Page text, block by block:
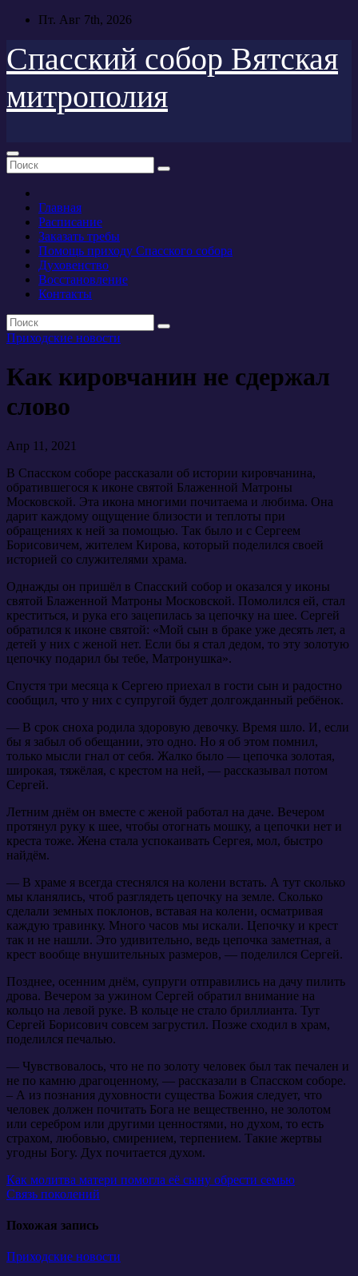
Перейти
содержимому
Пт. Авг 7th, 2026
Спасский собор Вятская
митрополия
Главная
Расписание
Заказать требы
Помощь приходу Спасского собора
Духовенство
Восстановление
Контакты
Приходские новости
Как кировчанин не сдержал
слово
Апр 11, 2021
В Спасском соборе рассказали об истории кировчанина,
обратившегося к иконе святой Блаженной Матроны
Московской. Эта икона многими почитаема и любима. Она
дарит каждому ощущение близости и теплоты при
обращениях к ней за помощью. Так было и с Сергеем
Борисовичем, жителем Кирова, который поделился своей
историей со служителями храма.
Однажды он пришёл в Спасский собор и оказался у иконы
святой Блаженной Матроны Московской. Помолился ей, стал
креститься, и рука его зацепилась за цепочку на шее. Сергей
обратился к иконе святой: «Мой сын в браке уже десять лет, а
детей у них с женой нет. Если бы я стал дедом, то эту золотую
цепочку подарил бы тебе, Матронушка».
Спустя три месяца к Сергею приехал в гости сын и радостно
сообщил, что у них с супругой будет долгожданный ребёнок.
— В срок сноха родила здоровую девочку. Время шло. И, если
бы я забыл об обещании, это одно. Но я об этом помнил,
только мысли гнал от себя. Жалко было — цепочка золотая,
широкая, тяжёлая, с крестом на ней, — рассказывал потом
Сергей.
Летним днём он вместе с женой работал на даче. Вечером
протянул руку к шее, чтобы отогнать мошку, а цепочки нет и
креста тоже. Жена стала успокаивать Сергея, мол, быстро
найдём.
— В храме я всегда стеснялся на колени встать. А тут сколько
мы кланялись, чтоб разглядеть цепочку на земле. Сколько
сделали земных поклонов, вставая на колени, осматривая
каждую травинку. Много часов мы искали. Цепочку и крест
так и не нашли. Это удивительно, ведь цепочка заметная, а
крест вообще внушительных размеров, — поделился Сергей.
Позднее, осенним днём, супруги отправились на дачу пилить
дрова. Вечером за ужином Сергей обратил внимание на
кольцо на левой руке. В кольце не стало бриллианта. Тут
Сергей Борисович совсем загрустил. Позже сходил в храм,
поделился печалью.
— Чувствовалось, что не по золоту человек был так печален и
не по камню драгоценному, — рассказали в Спасском соборе.
– А из познания духовности существа Божия следует, что
человек должен почитать Бога не вещественно, не золотом
или серебром или другими ценностями, но духом, то есть
страхом, любовью, смирением, терпением. Такие жертвы
угодны Богу. Дух почитается духом.
Навигация
по
записям
Как молитва матери помогла её сыну обрести семью
Связь поколений
Похожая запись
Приходские новости